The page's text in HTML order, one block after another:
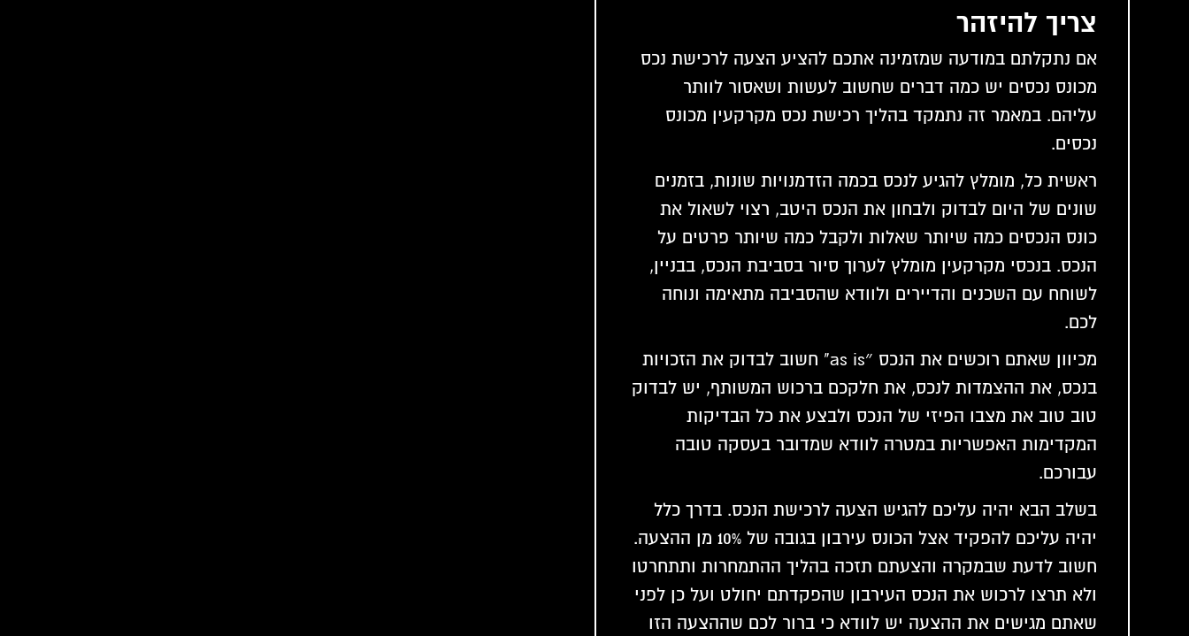
צריך להיזהר
אם נתקלתם במודעה שמזמינה אתכם להציע הצעה לרכישת נכס
מכונס נכסים יש כמה דברים שחשוב לעשות ושאסור לוותר
עליהם. במאמר זה נתמקד בהליך רכישת נכס מקרקעין מכונס
נכסים.
ראשית כל, מומלץ להגיע לנכס בכמה הזדמנויות שונות, בזמנים
שונים של היום לבדוק ולבחון את הנכס היטב, רצוי לשאול את
כונס הנכסים כמה שיותר שאלות ולקבל כמה שיותר פרטים על
הנכס. בנכסי מקרקעין מומלץ לערוך סיור בסביבת הנכס, בבניין,
לשוחח עם השכנים והדיירים ולוודא שהסביבה מתאימה ונוחה
לכם.
מכיוון שאתם רוכשים את הנכס ״as is" חשוב לבדוק את הזכויות
בנכס, את ההצמדות לנכס, את חלקכם ברכוש המשותף, יש לבדוק
טוב טוב את מצבו הפיזי של הנכס ולבצע את כל הבדיקות
המקדימות האפשריות במטרה לוודא שמדובר בעסקה טובה
עבורכם.
בשלב הבא יהיה עליכם להגיש הצעה לרכישת הנכס. בדרך כלל
יהיה עליכם להפקיד אצל הכונס עירבון בגובה של 10% מן ההצעה.
חשוב לדעת שבמקרה והצעתם תזכה בהליך ההתמחרות ותתחרטו
ולא תרצו לרכוש את הנכס העירבון שהפקדתם יחולט ועל כן לפני
שאתם מגישים את ההצעה יש לוודא כי ברור לכם שההצעה הזו